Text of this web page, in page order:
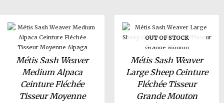
Métis Sash Weaver
Medium Alpaca
Ceinture Fléchée
Tisseur Moyenne
OUT OF STOCK
Métis Sash Weaver
Large Sheep Ceinture
Fléchée Tisseur
Grande Mouton